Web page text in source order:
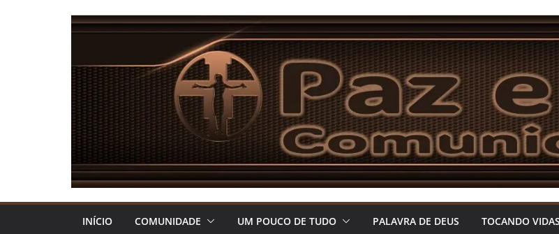
INÍCIO COMUNIDADE UM POUCO DE TUDO PALAVRA DE DEUS TOCANDO VIDAS